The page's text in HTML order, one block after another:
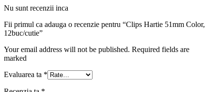
Nu sunt recenzii inca
Fii primul ca adauga o recenzie pentru “Clips Hartie 51mm Color,
12buc/cutie”
Your email address will not be published. Required fields are
marked
Evaluarea ta *